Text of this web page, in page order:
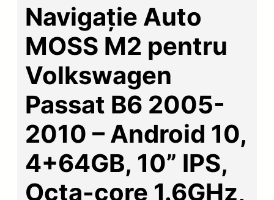
Navigație Auto
MOSS M2 pentru
Volkswagen
Passat B6 2005-
2010 – Android 10,
4+64GB, 10” IPS,
Octa-core 1.6GHz,